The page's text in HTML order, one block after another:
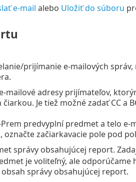
e-mail alebo Uložiť do súboru
prijímanie e‑mailových správ,
mailové adresy prijímateľov,
Je tiež možné zadať CC a
Prem predvyplní predmet a telo
, označte začiarkavacie pole pod
správy obsahujúcej report.
je voliteľný, ale odporúčame
obsah správy obsahujúcej report.